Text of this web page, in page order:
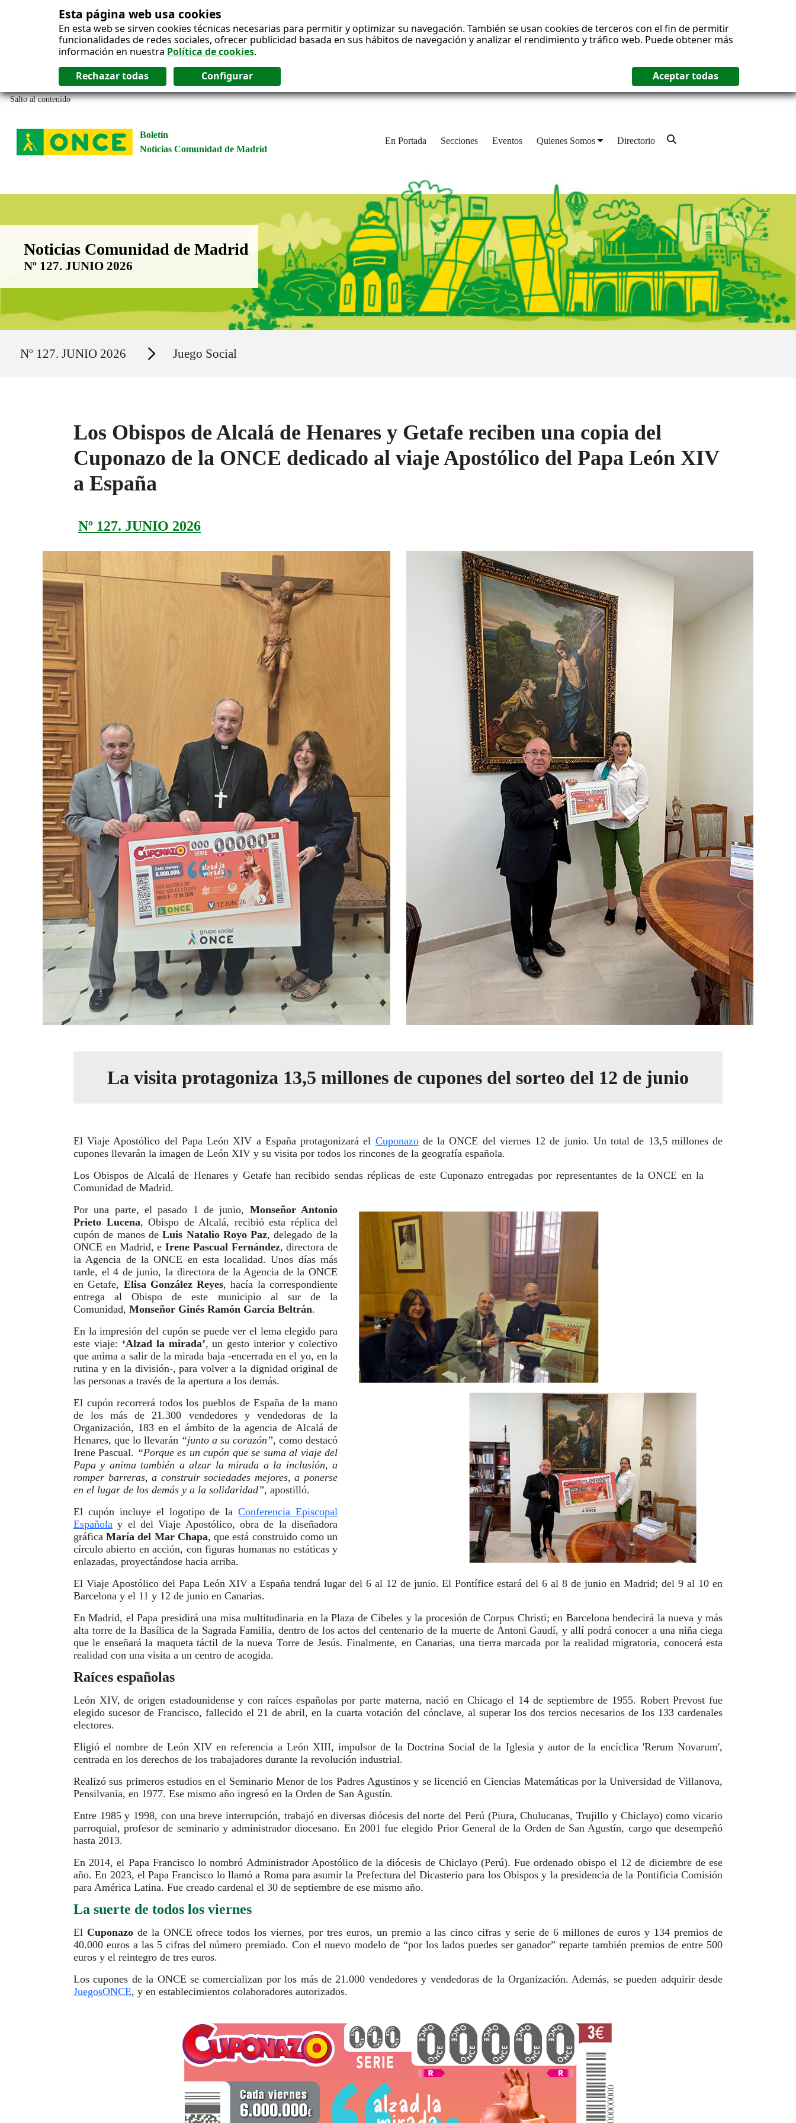
Esta página web usa cookies
En esta web se sirven cookies técnicas necesarias para permitir y optimizar su navegación. También se usan cookies de terceros con el fin de permitir
funcionalidades de redes sociales, ofrecer publicidad basada en sus hábitos de navegación y analizar el rendimiento y tráfico web. Puede obtener más
información en nuestra Política de cookies.
Salto al contenido
Boletín
Noticias Comunidad de Madrid
En Portada Secciones Eventos Quienes Somos Directorio
Boletín Noticias Comunidad de Madrid
Noticias Comunidad de Madrid
Nº 127. JUNIO 2026
Nº 127. JUNIO 2026 Secciones Juego Social
Los Obispos de Alcalá de Henares y Getafe reciben una copia del
Cuponazo de la ONCE dedicado al viaje Apostólico del Papa León XIV
a España
Nº 127. JUNIO 2026
La visita protagoniza 13,5 millones de cupones del sorteo del 12 de junio
El Viaje Apostólico del Papa León XIV a España protagonizará el Cuponazode la ONCE del viernes 12 de junio. Un total de 13,5 millones de
cupones llevarán la imagen de León XIV y su visita por todos los rincones de la geografía española.
Los Obispos de Alcalá de Henares y Getafe han recibido sendas réplicas de este Cuponazo entregadas por representantes de la ONCE en la
Comunidad de Madrid.
Por una parte, el pasado 1 de junio, Monseñor Antonio
Prieto Lucena, Obispo de Alcalá, recibió esta réplica del
cupón de manos deLuis Natalio Royo Paz, delegado de la
ONCE en Madrid, e Irene Pascual Fernández, directora de
la Agencia de la ONCE en esta localidad. Unos días más
tarde, el 4 de junio, la directora de la Agencia de la ONCE
en Getafe, Elisa González Reyes, hacía la correspondiente
entrega al Obispo de este municipio al sur de la
Comunidad, Monseñor Ginés Ramón García Beltrán.
En la impresión del cupón se puede ver el lema elegido para
este viaje: ‘Alzad la mirada’, un gesto interior y colectivo
que anima a salir de la mirada baja -encerrada en el yo, en la
rutina y en la división-, para volver a la dignidad original de
las personas a través de la apertura a los demás.
El cupón recorrerá todos los pueblos de España de la mano
de los más de 21.300 vendedores y vendedoras de la
Organización, 183 en el ámbito de la agencia de Alcalá de
Henares, que lo llevarán “junto a su corazón”, como destacó
Irene Pascual. “Porque es un cupón que se suma al viaje del
Papa y anima también a alzar la mirada a la inclusión, a
romper barreras, a construir sociedades mejores, a ponerse
en el lugar de los demás y a la solidaridad”, apostilló.
El cupón incluye el logotipo de laConferencia Episcopal
Española y el del Viaje Apostólico, obra de la diseñadora
gráficaMaría del Mar Chapa, que está construido como un
círculo abierto en acción, con figuras humanas no estáticas y
enlazadas, proyectándose hacia arriba.
El Viaje Apostólico del Papa León XIV a España tendrá lugar del 6 al 12 de junio. El Pontífice estará del 6 al 8 de junio en Madrid; del 9 al 10 en
Barcelona y el 11 y 12 de junio en Canarias.
En Madrid, el Papa presidirá una misa multitudinaria en la Plaza de Cibeles y la procesión de Corpus Christi; en Barcelona bendecirá la nueva y más
alta torre de la Basílica de la Sagrada Familia, dentro de los actos del centenario de la muerte de Antoni Gaudí, y allí podrá conocer a una niña ciega
que le enseñará la maqueta táctil de la nueva Torre de Jesús. Finalmente, en Canarias, una tierra marcada por la realidad migratoria, conocerá esta
realidad con una visita a un centro de acogida.
Raíces españolas
León XIV, de origen estadounidense y con raíces españolas por parte materna, nació en Chicago el 14 de septiembre de 1955. Robert Prevost fue
elegido sucesor de Francisco, fallecido el 21 de abril, en la cuarta votación del cónclave, al superar los dos tercios necesarios de los 133 cardenales
electores.
Eligió el nombre de León XIV en referencia a León XIII, impulsor de la Doctrina Social de la Iglesia y autor de la encíclica 'Rerum Novarum',
centrada en los derechos de los trabajadores durante la revolución industrial.
Realizó sus primeros estudios en el Seminario Menor de los Padres Agustinos y se licenció en Ciencias Matemáticas por la Universidad de Villanova,
Pensilvania, en 1977. Ese mismo año ingresó en la Orden de San Agustín.
Entre 1985 y 1998, con una breve interrupción, trabajó en diversas diócesis del norte del Perú (Piura, Chulucanas, Trujillo y Chiclayo) como vicario
parroquial, profesor de seminario y administrador diocesano. En 2001 fue elegido Prior General de la Orden de San Agustín, cargo que desempeñó
hasta 2013.
En 2014, el Papa Francisco lo nombró Administrador Apostólico de la diócesis de Chiclayo (Perú). Fue ordenado obispo el 12 de diciembre de ese
año. En 2023, el Papa Francisco lo llamó a Roma para asumir la Prefectura del Dicasterio para los Obispos y la presidencia de la Pontificia Comisión
para América Latina. Fue creado cardenal el 30 de septiembre de ese mismo año.
La suerte de todos los viernes
El Cuponazode la ONCE ofrece todos los viernes, por tres euros, un premio a las cinco cifras y serie de 6 millones de euros y 134 premios de
40.000 euros a las 5 cifras del número premiado. Con el nuevo modelo de “por los lados puedes ser ganador” reparte también premios de entre 500
euros y el reintegro de tres euros.
Los cupones de la ONCE se comercializan por los más de 21.000 vendedores y vendedoras de la Organización. Además, se pueden adquirir desde
JuegosONCE, y en establecimientos colaboradores autorizados.